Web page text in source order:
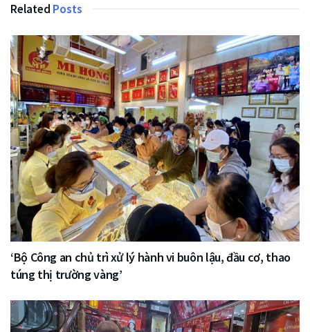
Related Posts
‘Bộ Công an chủ trì xử lý hành vi buôn lậu, đầu cơ, thao
túng thị trường vàng’